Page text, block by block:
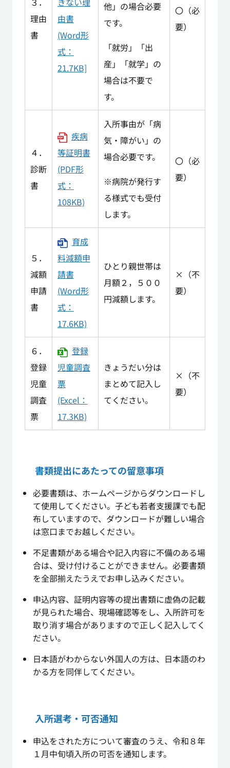
理由
書
由書
(Word形
式：
21.7KB]
他」の場合必要
です。
「就労」「出
産」「就学」の
場合は不要で
す。
〇（必
要）
４．
診断
書
疾病
等証明書
(PDF形
式：
108KB)
入所事由が「病
気・障がい」の
場合必要です。
※病院が発行す
る様式でも受付
します。
〇（必
要）
５．
減額
申請
書
育成
料減額申
請書
(Word形
式：
17.6KB)
ひとり親世帯は
月額２，５００
円減額します。
×（不
要）
６．
登録
児童
調査
票
登録
児童調査
票
(Excel：
17.3KB)
きょうだい分は
まとめて記入し
てください。
×（不
要）
書類提出にあたっての留意事項
必要書類は、ホームページからダウンロードし
て使用してください。子ども若者支援課でも配
布していますので、ダウンロードが難しい場合
は窓口までお越しください。
不足書類がある場合や記入内容に不備のある場
合は、受け付けることができません。必要書類
を全部揃えたうえでお申し込みください。
申込内容、証明内容等の提出書類に虚偽の記載
が見られた場合、現場確認等をし、入所許可を
取り消す場合がありますので正しく記入してく
ださい。
日本語がわからない外国人の方は、日本語のわ
かる方を同伴してください。
入所選考・可否通知
申込をされた方について審査のうえ、令和８年
１月中旬頃入所の可否を通知します。